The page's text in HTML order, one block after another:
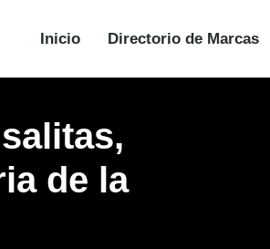
Inicio Directorio de Marcas
de la